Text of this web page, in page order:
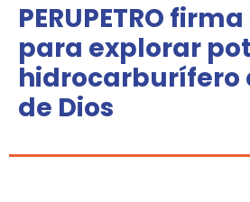
PERUPETRO
para explorar
hidrocarburífero
de Dios